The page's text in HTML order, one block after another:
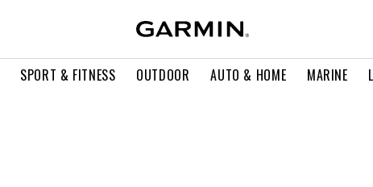
SPORT & FITNESS OUTDOOR AUTO & HOME MARINE